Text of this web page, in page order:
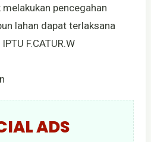
pencegahan
lahan dapat terlaksana
F.CATUR.W
ADS